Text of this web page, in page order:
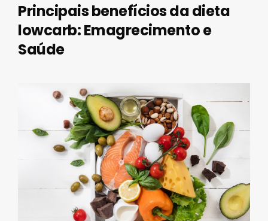
Principais benefícios da dieta
lowcarb: Emagrecimento e
Saúde